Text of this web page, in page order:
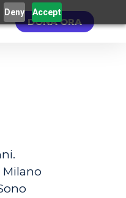
Deny Accept
DONA ORA
Milano